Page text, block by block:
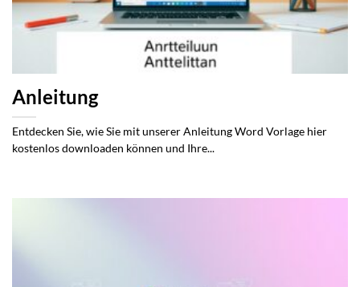
Anleitung
Entdecken Sie, wie Sie mit unserer Anleitung Word Vorlage hier
kostenlos downloaden können und Ihre...